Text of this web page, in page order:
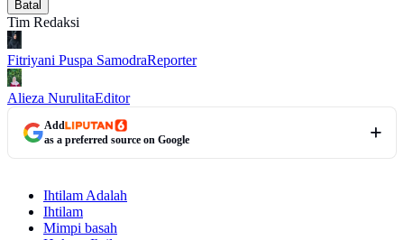
Batal
Tim Redaksi
Fitriyani Puspa SamodraReporter
Alieza NurulitaEditor
Add
as a preferred source on Google
Ihtilam Adalah
Ihtilam
Mimpi basah